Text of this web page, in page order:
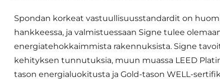
Spondan korkeat vastuullisuusstandardit on
hankkeessa, ja valmistuessaan Signe tulee
energiatehokkaimmista rakennuksista. Signe
kehityksen tunnutuksia, muun muassa LEED
tason energialuokitusta ja Gold-tason WELL-